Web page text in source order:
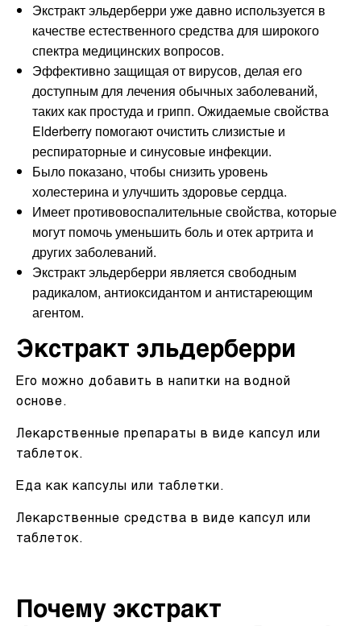
Экстракт эльдерберри уже давно используется в
качестве естественного средства для широкого
спектра медицинских вопросов.
Эффективно защищая от вирусов, делая его
доступным для лечения обычных заболеваний,
таких как простуда и грипп. Ожидаемые свойства
Elderberry помогают очистить слизистые и
респираторные и синусовые инфекции.
Было показано, чтобы снизить уровень
холестерина и улучшить здоровье сердца.
Имеет противовоспалительные свойства, которые
могут помочь уменьшить боль и отек артрита и
других заболеваний.
Экстракт эльдерберри является свободным
радикалом, антиоксидантом и антистареющим
агентом.
Экстракт эльдерберри
Его можно добавить в напитки на водной
основе.
Лекарственные препараты в виде капсул или
таблеток.
Еда как капсулы или таблетки.
Лекарственные средства в виде капсул или
таблеток.
Почему экстракт